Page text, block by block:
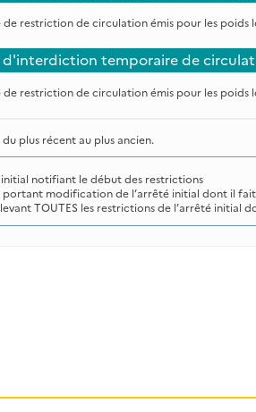
restriction de circulation émis pour les poids
d'interdiction temporaire de
restriction de circulation émis pour les poids
plus récent au plus ancien.
notifiant le début des restrictions
portant modification de l’arrêté initial dont il
TOUTES les restrictions de l’arrêté initial